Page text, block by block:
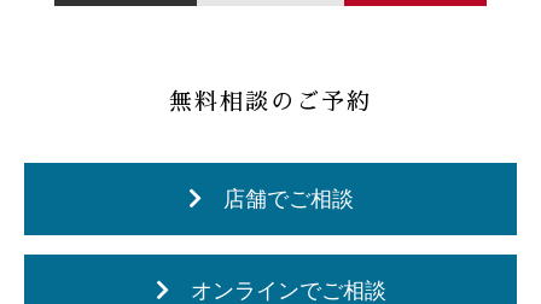
無料相談のご予約
店舗でご相談
オンラインでご相談